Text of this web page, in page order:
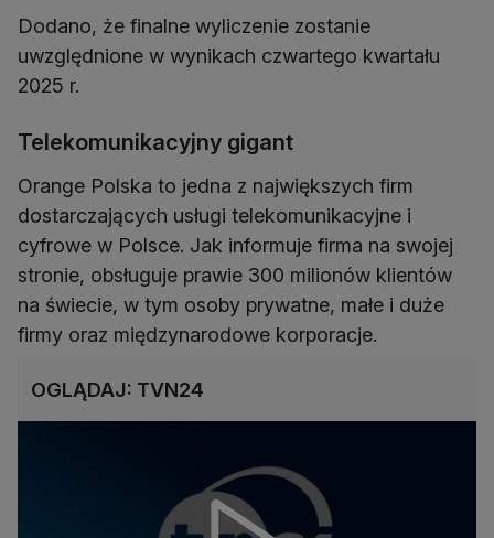
Dodano, że finalne wyliczenie zostanie
uwzględnione w wynikach czwartego kwartału
Telekomunikacyjny gigant
Orange Polska to jedna z największych firm
dostarczających usługi telekomunikacyjne i
cyfrowe w Polsce. Jak informuje firma na swojej
stronie, obsługuje prawie 300 milionów klientów
na świecie, w tym osoby prywatne, małe i duże
firmy oraz międzynarodowe korporacje.
OGLĄDAJ: TVN24